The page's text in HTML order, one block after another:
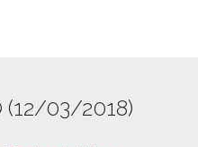
(12/03/2018)